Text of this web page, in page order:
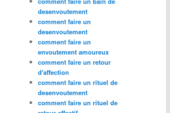
desenvoutement
comment faire un
desenvoutement
comment faire un
envoutement amoureux
comment faire un retour
d'affection
comment faire un rituel de
desenvoutement
comment faire un rituel de